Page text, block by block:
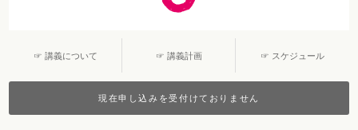
☞ 講義について ☞ 講義計画 ☞ スケジュール
現在申し込みを受付けておりません